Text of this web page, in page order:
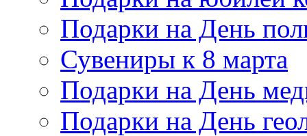
Подарки на День
Сувениры к 8 марта
Подарки на День
Подарки на День